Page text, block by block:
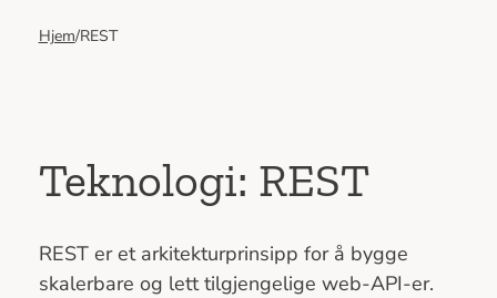
Aktuelt
Menneskene
Om oss
Kontakt oss
Hjem/REST
Teknologi: REST
REST er et arkitekturprinsipp for å bygge
skalerbare og lett tilgjengelige web-API-er.